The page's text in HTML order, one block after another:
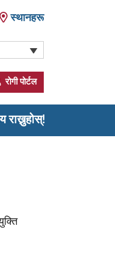
स्थानहरू
रोगी पोर्टल
राख्नुहोस्!